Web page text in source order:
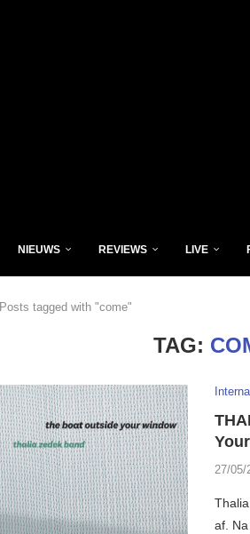
NIEUWS REVIEWS LIVE
Posts tagged with "come"
TAG:
27/05/
af.